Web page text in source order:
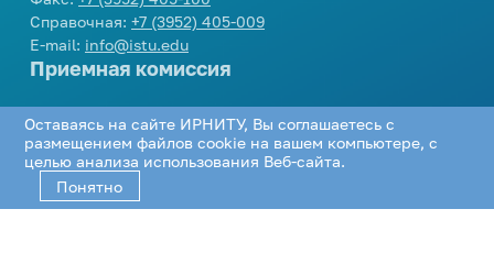
Нормативные документы
Инклюзивное образование
Справочная: +7 (3952) 405-009
E-mail: info@istu.edu
Приемная комиссия
Телефон:+7 (3952) 405-405,8 800 1005405
E-mail:cpk@istu.edu
Соцсети
Оставаясь на сайте ИРНИТУ, Вы соглашаетесь с
размещением файлов cookie на вашем компьютере, с
целью анализа использования Веб-сайта.
Понятно